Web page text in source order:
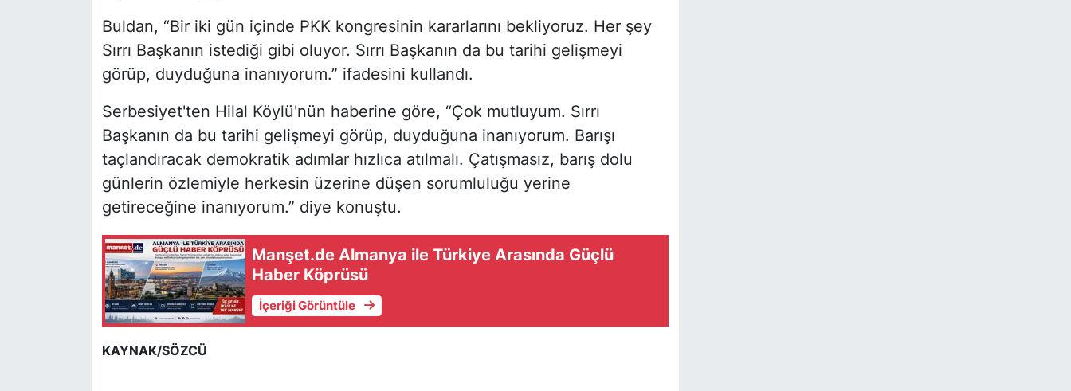
Buldan, “Bir iki gün içinde PKK kongresinin kararlarını bekliyoruz. Her şey
Sırrı Başkanın istediği gibi oluyor. Sırrı Başkanın da bu tarihi gelişmeyi
görüp, duyduğuna inanıyorum.” ifadesini kullandı.
Serbesiyet'ten Hilal Köylü'nün haberine göre, “Çok mutluyum. Sırrı
Başkanın da bu tarihi gelişmeyi görüp, duyduğuna inanıyorum. Barışı
taçlandıracak demokratik adımlar hızlıca atılmalı. Çatışmasız, barış dolu
günlerin özlemiyle herkesin üzerine düşen sorumluluğu yerine
getireceğine inanıyorum.” diye konuştu.
Manşet.de Almanya ile Türkiye Arasında Güçlü
Haber Köprüsü
İçeriği Görüntüle
KAYNAK/SÖZCÜ